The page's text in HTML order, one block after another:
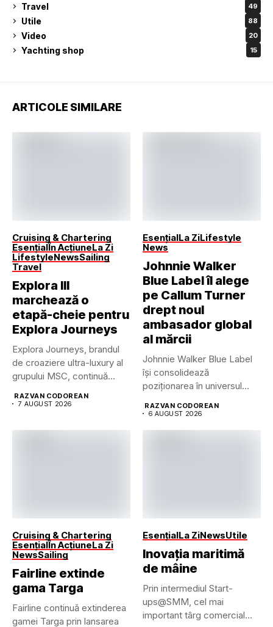
Travel 49
Utile 88
Video 20
Yachting shop 15
ARTICOLE SIMILARE
Cruising & Chartering
EsențialÎn AcțiuneLa Zi
LifestyleNewsSailing
Travel
Explora III
marchează o
etapă-cheie pentru
Explora Journeys
Explora Journeys, brandul
de croaziere ultra-luxury al
grupului MSC, continuă
RAZVAN CODOREAN
7 AUGUST 2026
EsențialLa ZiLifestyle
News
Johnnie Walker
Blue Label îl alege
pe Callum Turner
drept noul
ambasador global
al mărcii
Johnnie Walker Blue Label
își consolidează
poziționarea în universul
RAZVAN CODOREAN
6 AUGUST 2026
Cruising & Chartering
EsențialÎn AcțiuneLa Zi
NewsSailing
Fairline extinde
gama Targa
Fairline continuă extinderea
gamei Targa prin lansarea
EsențialLa ZiNewsUtile
Inovația maritimă
de mâine
Prin intermediul Start-
ups@SMM, cel mai
important târg comercial